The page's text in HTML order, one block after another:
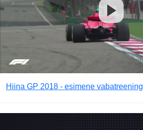
Hiina GP 2018 - esimene